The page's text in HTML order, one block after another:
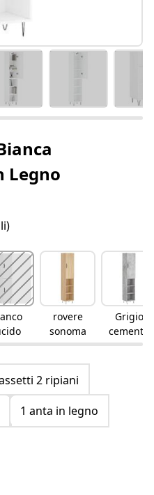
Legno
rovere
sonoma
Grigio
cemento
2 ripiani
1 anta in legno